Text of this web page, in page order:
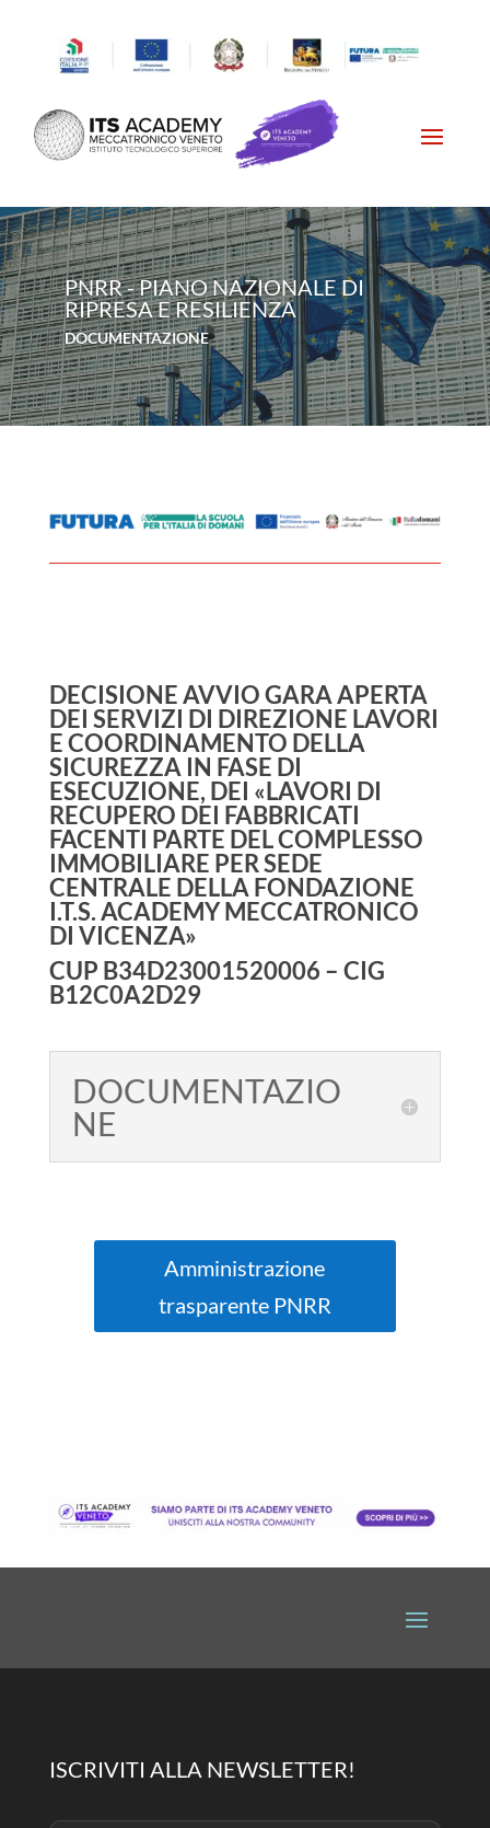
PNRR - PIANO NAZIONALE DI
RIPRESA E RESILIENZA
DOCUMENTAZIONE
DECISIONE AVVIO GARA APERTA
DEI SERVIZI DI DIREZIONE LAVORI
E COORDINAMENTO DELLA
SICUREZZA IN FASE DI
ESECUZIONE, DEI «LAVORI DI
RECUPERO DEI FABBRICATI
FACENTI PARTE DEL COMPLESSO
IMMOBILIARE PER SEDE
CENTRALE DELLA FONDAZIONE
I.T.S. ACADEMY MECCATRONICO
DI VICENZA»
CUP B34D23001520006 – CIG
B12C0A2D29
DOCUMENTAZIO
NE
Amministrazione
trasparente PNRR
ISCRIVITI ALLA NEWSLETTER!